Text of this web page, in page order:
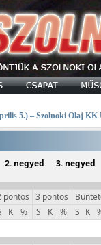
5.) – Szolnoki Olaj KK
2. negyed 3. negyed
pontos 3 pontos
K % S K % S K